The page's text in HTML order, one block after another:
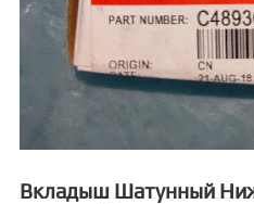
Вкладыш Шатунный